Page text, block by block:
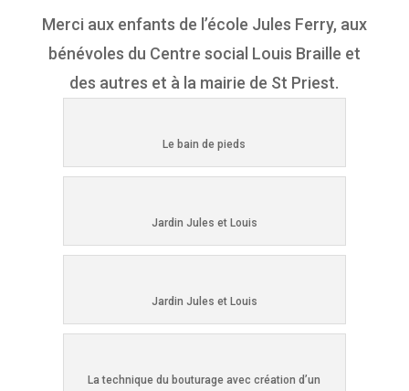
Merci aux enfants de l’école Jules Ferry, aux
bénévoles du Centre social Louis Braille et
des autres et à la mairie de St Priest.
Le bain de pieds
Jardin Jules et Louis
Jardin Jules et Louis
La technique du bouturage avec création d’un